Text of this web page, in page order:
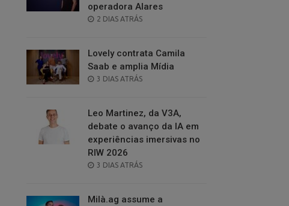
operadora Alares
POSTED
2 DIAS ATRÁS
Lovely contrata Camila
Saab e amplia Mídia
POSTED
3 DIAS ATRÁS
Leo Martinez, da V3A,
debate o avanço da IA em
experiências imersivas no
RIW 2026
POSTED
3 DIAS ATRÁS
Milà.ag assume a